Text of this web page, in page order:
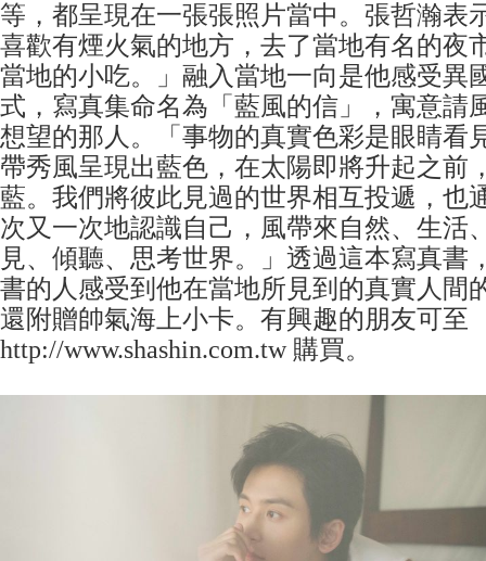
等，都呈現在一張張照片當中。張哲瀚表
喜歡有煙火氣的地方，去了當地有名的夜
當地的小吃。」融入當地一向是他感受異
式，寫真集命名為「藍風的信」，寓意請
想望的那人。「事物的真實色彩是眼睛看
帶秀風呈現出藍色，在太陽即將升起之前
藍。我們將彼此見過的世界相互投遞，也
次又一次地認識自己，風帶來自然、生活
見、傾聽、思考世界。」透過這本寫真書
書的人感受到他在當地所見到的真實人間
還附贈帥氣海上小卡。有興趣的朋友可至
http://www.shashin.com.tw 購買。